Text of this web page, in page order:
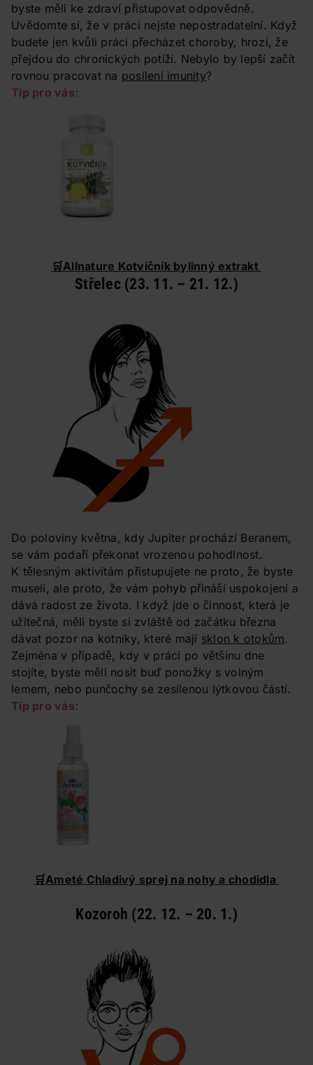
byste měli ke zdraví přistupovat odpovědně.
Uvědomte si, že v práci nejste nepostradatelní. Když
budete jen kvůli práci přecházet choroby, hrozí, že
přejdou do chronických potíží. Nebylo by lepší začít
rovnou pracovat na posílení imunity?
Tip pro vás:
🛒Allnature Kotvičník bylinný extrakt
Střelec (23. 11. – 21. 12.)
Do poloviny května, kdy Jupiter prochází Beranem,
se vám podaří překonat vrozenou pohodlnost.
K tělesným aktivitám přistupujete ne proto, že byste
museli, ale proto, že vám pohyb přináší uspokojení a
dává radost ze života. I když jde o činnost, která je
užitečná, měli byste si zvláště od začátku března
dávat pozor na kotníky, které mají sklon k otokům.
Zejména v případě, kdy v práci po většinu dne
stojíte, byste měli nosit buď ponožky s volným
lemem, nebo punčochy se zesílenou lýtkovou částí.
Tip pro vás:
🛒Ameté Chladivý sprej na nohy a chodidla
Kozoroh (22. 12. – 20. 1.)